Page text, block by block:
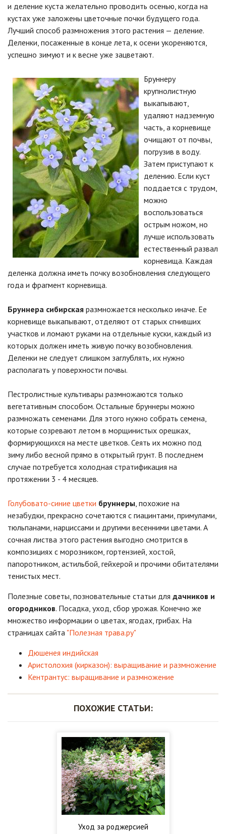
и деление куста желательно проводить осенью, когда на
кустах уже заложены цветочные почки будущего года.
Лучший способ размножения этого растения — деление.
Деленки, посаженные в конце лета, к осени укореняются,
успешно зимуют и к весне уже зацветают.
Бруннеру
крупнолистную
выкапывают,
удаляют надземную
часть, а корневище
очищают от почвы,
погрузив в воду.
Затем приступают к
делению. Если куст
поддается с трудом,
можно
воспользоваться
острым ножом, но
лучше использовать
естественный развал
корневища. Каждая
деленка должна иметь почку возобновления следующего
года и фрагмент корневища.
Бруннера сибирская размножается несколько иначе. Ее
корневище выкапывают, отделяют от старых сгнивших
участков и ломают руками на отдельные куски, каждый из
которых должен иметь живую почку возобновления.
Деленки не следует слишком заглублять, их нужно
располагать у поверхности почвы.
Пестролистные культивары размножаются только
вегетативным способом. Остальные бруннеры можно
размножать семенами. Для этого нужно собрать семена,
которые созревают летом в морщинистых орешках,
формирующихся на месте цветков. Сеять их можно под
зиму либо весной прямо в открытый грунт. В последнем
случае потребуется холодная стратификация на
протяжении 3 - 4 месяцев.
Голубовато-синие цветки бруннеры, похожие на
незабудки, прекрасно сочетаются с гиацинтами, примулами,
тюльпанами, нарциссами и другими весенними цветами. А
сочная листва этого растения выгодно смотрится в
композициях с морозником, гортензией, хостой,
папоротником, астильбой, гейхерой и прочими обитателями
тенистых мест.
Полезные советы, позновательные статьи для дачников и
огородников. Посадка, уход, сбор урожая. Конечно же
множество информации о цветах, ягодах, грибах. На
страницах сайта "Полезная трава.ру"
Дюшенея индийская
Аристолохия (кирказон): выращивание и размножение
Кентрантус: выращивание и размножение
ПОХОЖИЕ СТАТЬИ:
Уход за роджерсией